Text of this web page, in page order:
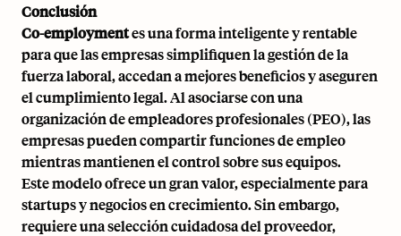
Conclusión
Co-employmentes una forma inteligente y rentable
para que las empresas simplifiquen la gestión de la
fuerza laboral, accedan a mejores beneficios y aseguren
el cumplimiento legal. Al asociarse con una
organización de empleadores profesionales (PEO), las
empresas pueden compartir funciones de empleo
mientras mantienen el control sobre sus equipos.
Este modelo ofrece un gran valor, especialmente para
startups y negocios en crecimiento. Sin embargo,
requiere una selección cuidadosa del proveedor,